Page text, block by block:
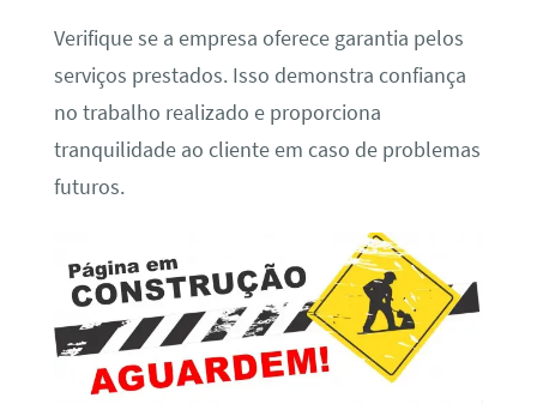
Verifique se a empresa oferece garantia pelos
serviços prestados. Isso demonstra confiança
no trabalho realizado e proporciona
tranquilidade ao cliente em caso de problemas
futuros.